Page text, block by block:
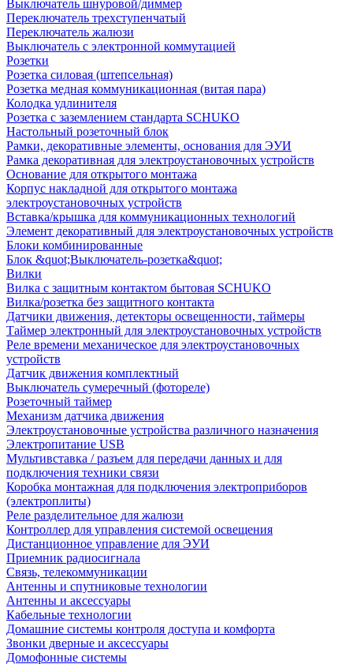
Выключатель шнуровой/диммер
Переключатель трехступенчатый
Переключатель жалюзи
Выключатель с электронной коммутацией
Розетки
Розетка силовая (штепсельная)
Розетка медная коммуникационная (витая пара)
Колодка удлинителя
Розетка с заземлением стандарта SCHUKO
Настольный розеточный блок
Рамки, декоративные элементы, основания для ЭУИ
Рамка декоративная для электроустановочных устройств
Основание для открытого монтажа
Корпус накладной для открытого монтажа
электроустановочных устройств
Вставка/крышка для коммуникационных технологий
Элемент декоративный для электроустановочных устройств
Блоки комбинированные
Блок &quot;Выключатель-розетка&quot;
Вилки
Вилка с защитным контактом бытовая SCHUKO
Вилка/розетка без защитного контакта
Датчики движения, детекторы освещенности, таймеры
Таймер электронный для электроустановочных устройств
Реле времени механическое для электроустановочных
устройств
Датчик движения комплектный
Выключатель сумеречный (фотореле)
Розеточный таймер
Механизм датчика движения
Электроустановочные устройства различного назначения
Электропитание USB
Мультивставка / разъем для передачи данных и для
подключения техники связи
Коробка монтажная для подключения электроприборов
(электроплиты)
Реле разделительное для жалюзи
Контроллер для управления системой освещения
Дистанционное управление для ЭУИ
Приемник радиосигнала
Связь, телекоммуникации
Антенны и спутниковые технологии
Антенны и аксессуары
Кабельные технологии
Домашние системы контроля доступа и комфорта
Звонки дверные и аксессуары
Домофонные системы